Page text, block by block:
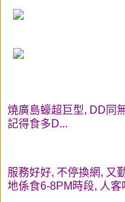
燒廣島蠔超巨型, DD同
記得食多D...
服務好好, 不停換網, 又
地係食6-8PM時段, 人客